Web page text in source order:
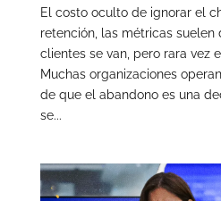
El costo oculto de ignorar el
retención, las métricas suelen
clientes se van, pero rara vez
Muchas organizaciones
de que el abandono es una
se...